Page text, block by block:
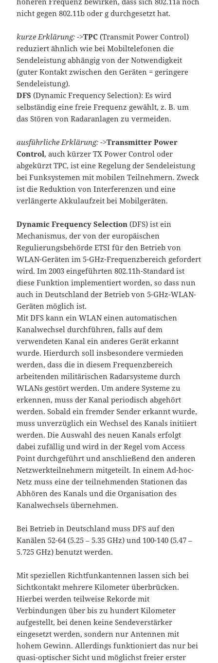
nicht gegen 802.11b oder g durchgesetzt hat.
kurze Erklärung: ->TPC (Transmit Power Control)
reduziert ähnlich wie bei Mobiltelefonen die
Sendeleistung abhängig von der Notwendigkeit
(guter Kontakt zwischen den Geräten = geringere
Sendeleistung).
DFS (Dynamic Frequency Selection): Es wird
selbständig eine freie Frequenz gewählt, z. B. um
das Stören von Radaranlagen zu vermeiden.
ausführliche Erklärung: ->Transmitter Power
Control, auch kürzer TX Power Control oder
abgekürzt TPC, ist eine Regelung der Sendeleistung
bei Funksystemen mit mobilen Teilnehmern. Zweck
ist die Reduktion von Interferenzen und eine
verlängerte Akkulaufzeit bei Mobilgeräten.
Dynamic Frequency Selection (DFS) ist ein
Mechanismus, der von der europäischen
Regulierungsbehörde ETSI für den Betrieb von
WLAN-Geräten im 5-GHz-Frequenzbereich gefordert
wird. Im 2003 eingeführten 802.11h-Standard ist
diese Funktion implementiert worden, so dass nun
auch in Deutschland der Betrieb von 5-GHz-WLAN-
Geräten möglich ist.
Mit DFS kann ein WLAN einen automatischen
Kanalwechsel durchführen, falls auf dem
verwendeten Kanal ein anderes Gerät erkannt
wurde. Hierdurch soll insbesondere vermieden
werden, dass die in diesem Frequenzbereich
arbeitenden militärischen Radarsysteme durch
WLANs gestört werden. Um andere Systeme zu
erkennen, muss der Kanal periodisch abgehört
werden. Sobald ein fremder Sender erkannt wurde,
muss unverzüglich ein Wechsel des Kanals initiiert
werden. Die Auswahl des neuen Kanals erfolgt
dabei zufällig und wird in der Regel vom Access
Point durchgeführt und anschließend den anderen
Netzwerkteilnehmern mitgeteilt. In einem Ad-hoc-
Netz muss eine der teilnehmenden Stationen das
Abhören des Kanals und die Organisation des
Kanalwechsels übernehmen.
Bei Betrieb in Deutschland muss DFS auf den
Kanälen 52-64 (5.25 – 5.35 GHz) und 100-140 (5.47 –
5.725 GHz) benutzt werden.
Mit speziellen Richtfunkantennen lassen sich bei
Sichtkontakt mehrere Kilometer überbrücken.
Hierbei werden teilweise Rekorde mit
Verbindungen über bis zu hundert Kilometer
aufgestellt, bei denen keine Sendeverstärker
eingesetzt werden, sondern nur Antennen mit
hohem Gewinn. Allerdings funktioniert das nur bei
quasi-optischer Sicht und möglichst freier erster